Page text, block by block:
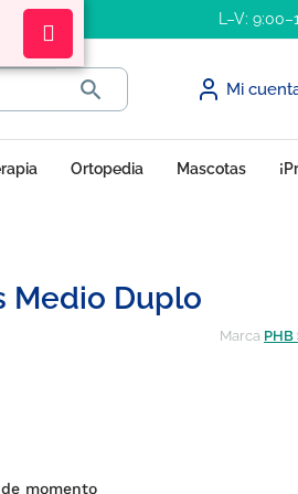
L–V:
 Mi
Ortopedia Mascotas
Medio Duplo
Marca PHB
momento